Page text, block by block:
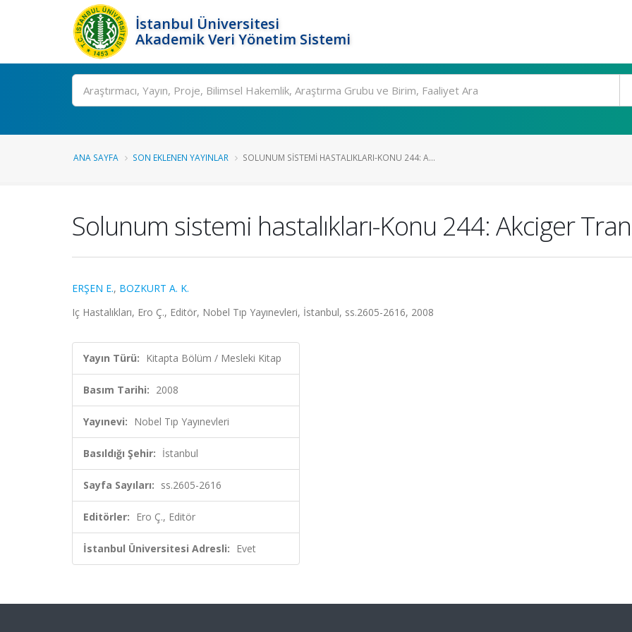
İstanbul Üniversitesi
Akademik Veri Yönetim Sistemi
Ara
ANA SAYFA SON EKLENEN YAYINLAR SOLUNUM SISTEMI HASTALIKLARI-KONU 244: A...
Solunum sistemi hastalıkları-Konu 244: Akciger
ERŞEN E., BOZKURT A. K.
Iç Hastalıkları, Ero Ç., Editör, Nobel Tıp Yayınevleri, İstanbul, ss.2605-2616, 2008
Yayın Türü: Kitapta Bölüm / Mesleki Kitap
Basım Tarihi: 2008
Yayınevi: Nobel Tıp Yayınevleri
Basıldığı Şehir: İstanbul
Sayfa Sayıları: ss.2605-2616
Editörler: Ero Ç., Editör
İstanbul Üniversitesi Adresli: Evet